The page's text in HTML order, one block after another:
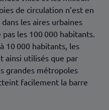
de circulation n’est en
les aires urbaines
les 100 000 habitants.
10 000 habitants, les
ainsi utilisés que par
grandes métropoles
facilement la barre